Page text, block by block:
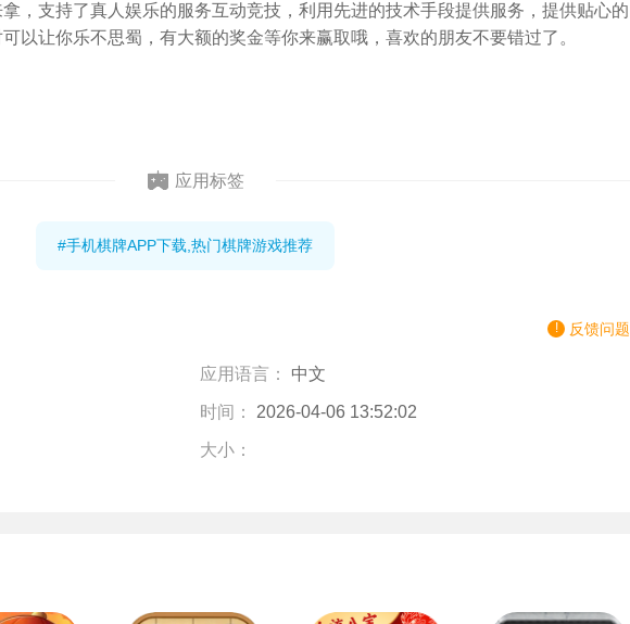
拿，支持了真人娱乐的服务互动竞技，利用先进的技术手段提供服务，提供贴心的
以让你乐不思蜀，有大额的奖金等你来赢取哦，喜欢的朋友不要错过了。
应用标签
#手机棋牌APP下载,热门棋牌游戏推荐
反馈问题
应用语言： 中文
时间： 2026-04-06 13:52:02
大小：